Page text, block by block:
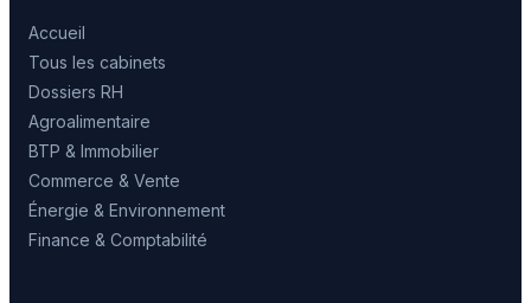
Accueil
Tous les cabinets
Dossiers RH
Agroalimentaire
BTP & Immobilier
Commerce & Vente
Énergie & Environnement
Finance & Comptabilité